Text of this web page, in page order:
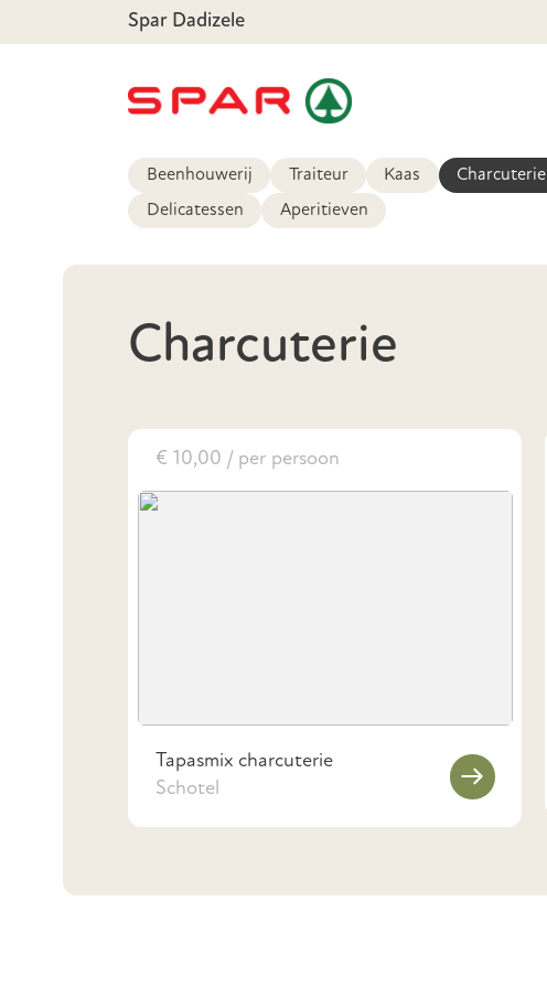
Spar Dadizele
Beenhouwerij Traiteur Kaas Charcuterie
Delicatessen Aperitieven
Charcuterie
€ 10,00 / per persoon
Tapasmix charcuterie
Schotel